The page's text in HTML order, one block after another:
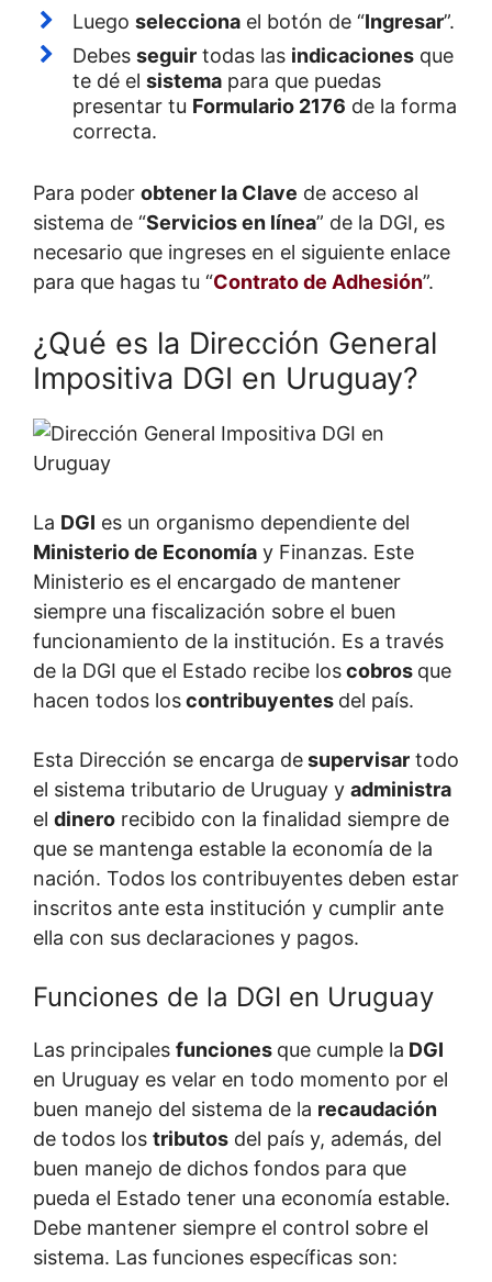
Luego selecciona el botón de “Ingresar”.
Debes seguir todas las indicaciones que
te dé el sistema para que puedas
presentar tu Formulario 2176 de la forma
correcta.
Para poder obtener la Clave de acceso al
sistema de “Servicios en línea” de la DGI, es
necesario que ingreses en el siguiente enlace
para que hagas tu “Contrato de Adhesión”.
¿Qué es la Dirección General
Impositiva DGI en Uruguay?
La DGI es un organismo dependiente del
Ministerio de Economía y Finanzas. Este
Ministerio es el encargado de mantener
siempre una fiscalización sobre el buen
funcionamiento de la institución. Es a través
de la DGI que el Estado recibe loscobros que
hacen todos loscontribuyentes del país.
Esta Dirección se encarga desupervisar todo
el sistema tributario de Uruguay y administra
el dinero recibido con la finalidad siempre de
que se mantenga estable la economía de la
nación. Todos los contribuyentes deben estar
inscritos ante esta institución y cumplir ante
ella con sus declaraciones y pagos.
Funciones de la DGI en Uruguay
Las principales funciones que cumple la DGI
en Uruguay es velar en todo momento por el
buen manejo del sistema de la recaudación
de todos los tributos del país y, además, del
buen manejo de dichos fondos para que
pueda el Estado tener una economía estable.
Debe mantener siempre el control sobre el
sistema. Las funciones específicas son: